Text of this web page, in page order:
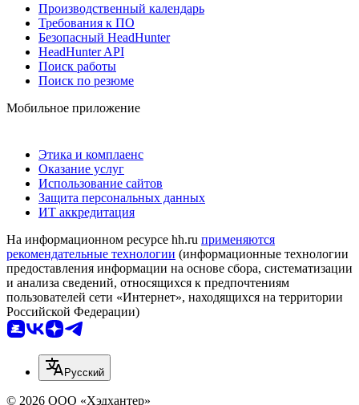
Производственный календарь
Требования к ПО
Безопасный HeadHunter
HeadHunter API
Поиск работы
Поиск по резюме
Мобильное приложение
Этика и комплаенс
Оказание услуг
Использование сайтов
Защита персональных данных
ИТ аккредитация
На информационном ресурсе hh.ru применяются
рекомендательные технологии (информационные технологии
предоставления информации на основе сбора, систематизации
и анализа сведений, относящихся к предпочтениям
пользователей сети «Интернет», находящихся на территории
Российской Федерации)
Русский
© 2026 ООО «Хэдхантер»